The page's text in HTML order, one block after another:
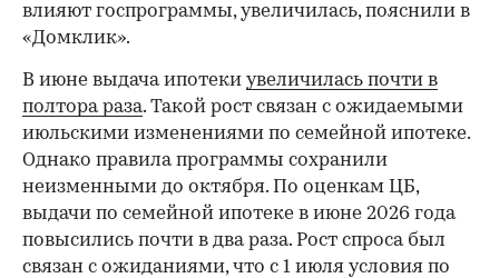
влияют госпрограммы, увеличилась, пояснили в
«Домклик».
В июне выдача ипотеки увеличилась почти в
полтора раза. Такой рост связан с ожидаемыми
июльскими изменениями по семейной ипотеке.
Однако правила программы сохранили
неизменными до октября. По оценкам ЦБ,
выдачи по семейной ипотеке в июне 2026 года
повысились почти в два раза. Рост спроса был
связан с ожиданиями, что с 1 июля условия по